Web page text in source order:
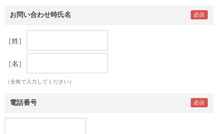
お問い合わせ時氏名
［姓］
［名］
（全角で入力してください）
電話番号